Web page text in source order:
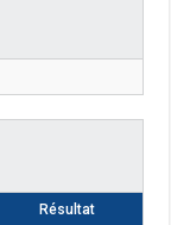
Résultat